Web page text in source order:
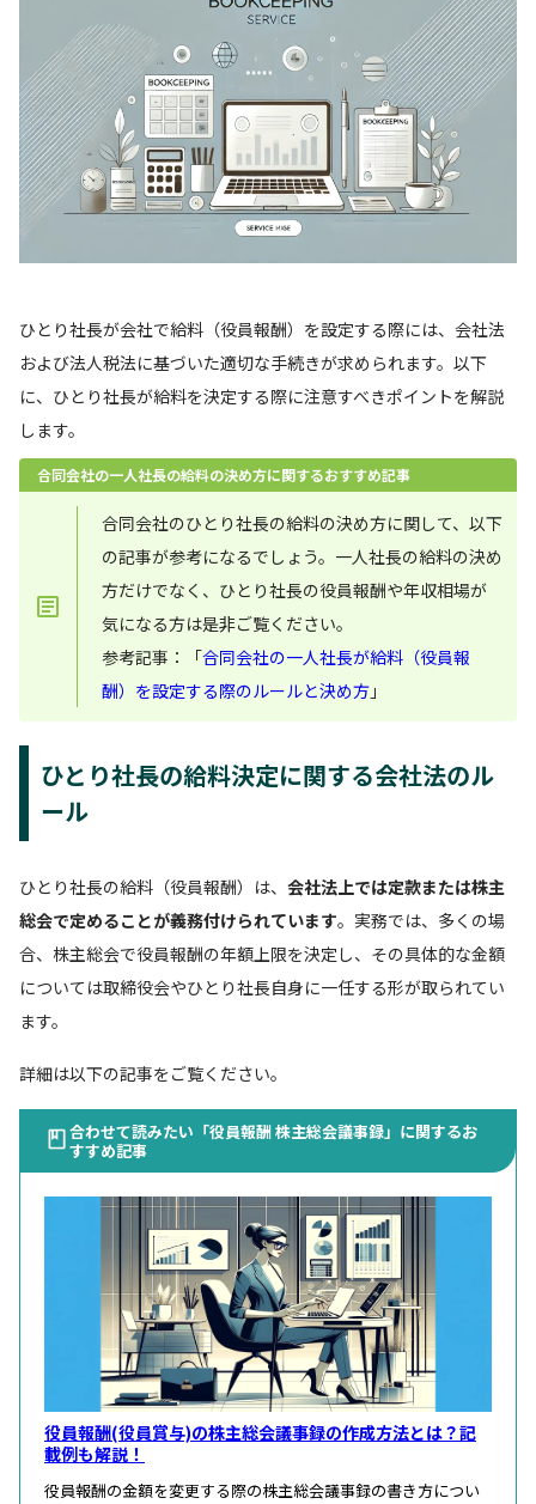
ひとり社長が会社で給料（役員報酬）を設定する際には、会社法
および法人税法に基づいた適切な手続きが求められます。以下
に、ひとり社長が給料を決定する際に注意すべきポイントを解説
します。
合同会社の一人社長の給料の決め方に関するおすすめ記事
合同会社のひとり社長の給料の決め方に関して、以下
の記事が参考になるでしょう。一人社長の給料の決め
方だけでなく、ひとり社長の役員報酬や年収相場が
気になる方は是非ご覧ください。
参考記事：「合同会社の一人社長が給料（役員報
酬）を設定する際のルールと決め方 」
ひとり社長の給料決定に関する会社法のル
ール
ひとり社長の給料（役員報酬）は、 会社法上では定款または株主
総会で定めることが義務付けられています。実務では、多くの場
合、株主総会で役員報酬の年額上限を決定し、その具体的な金額
については取締役会やひとり社長自身に一任する形が取られてい
ます。
詳細は以下の記事をご覧ください。
合わせて読みたい「役員報酬 株主総会議事録」に関するお
すすめ記事
役員報酬(役員賞与)の株主総会議事録の作成方法とは？記
載例も解説！
役員報酬の金額を変更する際の株主総会議事録の書き方につい